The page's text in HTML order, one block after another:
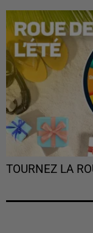
TOURNEZ LA